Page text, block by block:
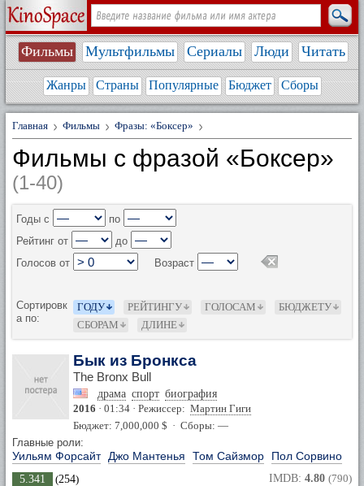
Фильмы Мультфильмы Сериалы Люди Читать
Жанры Страны Популярные Бюджет Сборы
Главная Фильмы Фразы: «Боксер»
Фильмы с фразой «Боксер»
(1-40)
Годы с
по
Рейтинг от
до
Голосов от
Возраст
Сортировк
а по:
ГОДУ РЕЙТИНГУ ГОЛОСАМ
БЮДЖЕТУ
СБОРАМ
ДЛИНЕ
Бык из Бронкса
The Bronx Bull
драма спорт биография
2016 · 01:34 · Режиссер: Мартин Гиги
Бюджет: 7,000,000 $ · Сборы: —
Главные роли:
Уильям Форсайт Джо Мантенья Том Сайзмор Пол Сорвино
5.341 (254) IMDB: 4.80 (790)